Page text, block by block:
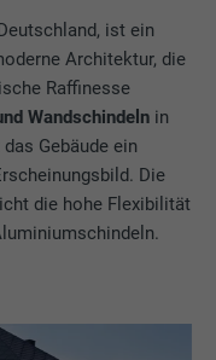
ist ein
Architektur, die
Raffinesse
Wandschindeln in
Gebäude ein
Die
die hohe Flexibilität